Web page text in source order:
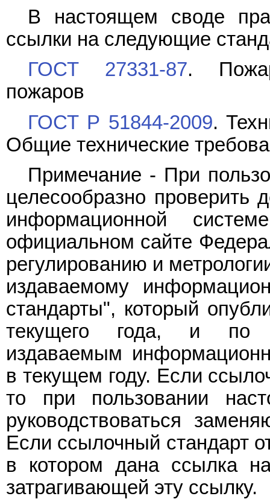
В настоящем своде
ссылки на следующие
ГОСТ 27331-87.
пожаров
ГОСТ Р 51844-2009.
Общие технические
Примечание - При
целесообразно проверить
информационной
официальном сайте
регулированию и
издаваемому
стандарты", который
текущего года, и по
издаваемым
в текущем году. Если
то при пользовании
руководствоваться
Если ссылочный стандарт
в котором дана ссылка
затрагивающей эту ссылку.